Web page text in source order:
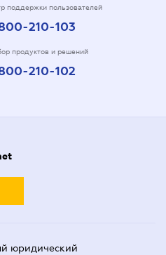
поддержки пользователей
210-103
продуктов и решений
210-102
юридический